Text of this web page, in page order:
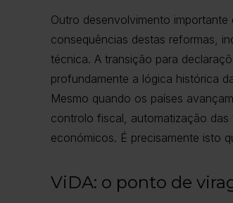
Outro desenvolvimento
consequências destas reformas,
técnica. A transição para
profundamente a lógica histórica
Mesmo quando os países
controlo fiscal, automatização das
económicos. É precisamente isto
ViDA: o ponto de